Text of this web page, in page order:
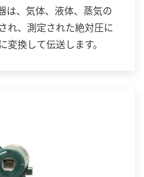
は、気体、液体、蒸気の
れ、測定された絶対圧に
換して伝送します。